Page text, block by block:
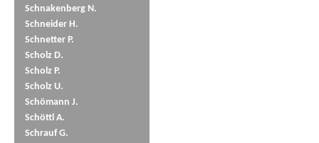
Schnakenberg N.
Schneider H.
Schnetter P.
Scholz D.
Scholz P.
Scholz U.
Schömann J.
Schöttl A.
Schrauf G.